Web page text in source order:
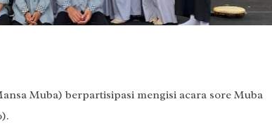
Muba) berpartisipasi mengisi acara sore Muba